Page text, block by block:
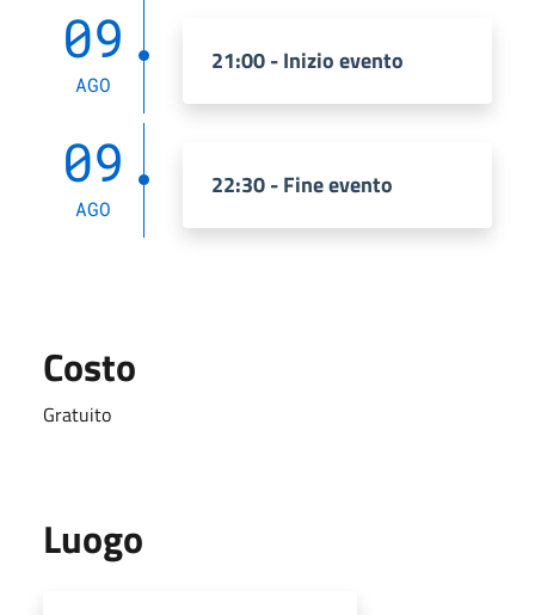
09
AGO
21:00 - Inizio evento
09
AGO
22:30 - Fine evento
Costo
Gratuito
Luogo